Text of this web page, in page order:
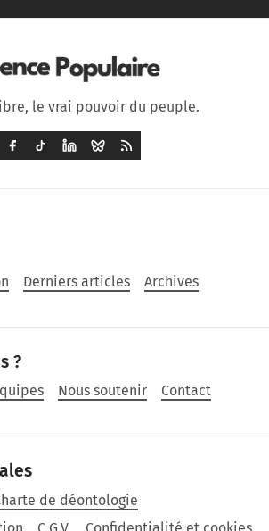
le vrai pouvoir du peuple.
Derniers articles
Archives
?
Nous soutenir
Contact
de déontologie